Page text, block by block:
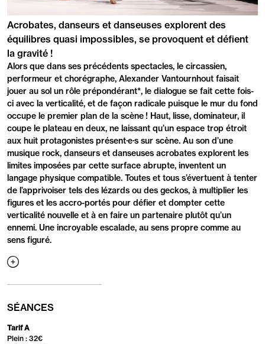
PRÉSENTATION
Acrobates, danseurs et danseuses explorent des
équilibres quasi impossibles, se provoquent et défient
la gravité !
Alors que dans ses précédents spectacles, le circassien,
performeur et chorégraphe, Alexander Vantournhout faisait
jouer au sol un rôle prépondérant*, le dialogue se fait cette fois-
ci avec la verticalité, et de façon radicale puisque le mur du fond
occupe le premier plan de la scène ! Haut, lisse, dominateur, il
coupe le plateau en deux, ne laissant qu’un espace trop étroit
aux huit protagonistes présent·e·s sur scène. Au son d’une
musique rock, danseurs et danseuses acrobates explorent les
limites imposées par cette surface abrupte, inventent un
langage physique compatible. Toutes et tous s’évertuent à tenter
de l’apprivoiser tels des lézards ou des geckos, à multiplier les
figures et les accro-portés pour défier et dompter cette
verticalité nouvelle et à en faire un partenaire plutôt qu’un
ennemi. Une incroyable escalade, au sens propre comme au
sens figuré.
Afficher
suite
SÉANCES
Tarif A
Plein : 32€